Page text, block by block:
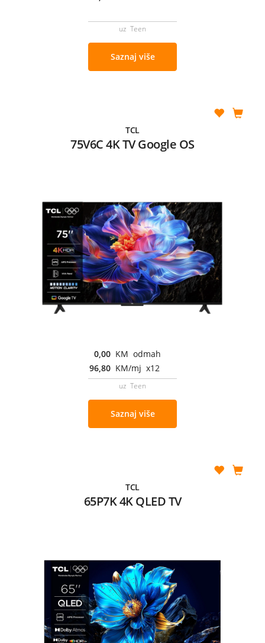
uz Teen
Saznaj više
TCL
75V6C 4K TV Google OS
0,00 KM odmah
96,80 KM/mj x12
uz Teen
Saznaj više
TCL
65P7K 4K QLED TV